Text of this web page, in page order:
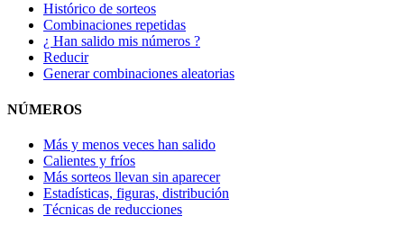
Histórico de sorteos
Combinaciones repetidas
¿ Han salido mis números ?
Reducir
Generar combinaciones aleatorias
NÚMEROS
Más y menos veces han salido
Calientes y fríos
Más sorteos llevan sin aparecer
Estadísticas, figuras, distribución
Técnicas de reducciones